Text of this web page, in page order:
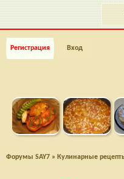
Регистрация Вход
Форумы SAY7 » Кулинарные